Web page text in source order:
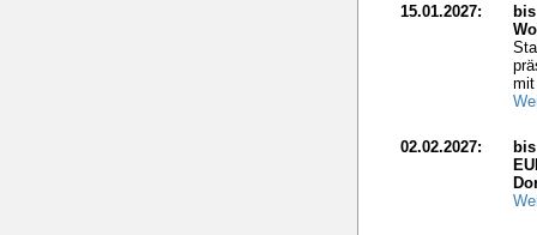
15.01.2027:
mit
02.02.2027:
bis